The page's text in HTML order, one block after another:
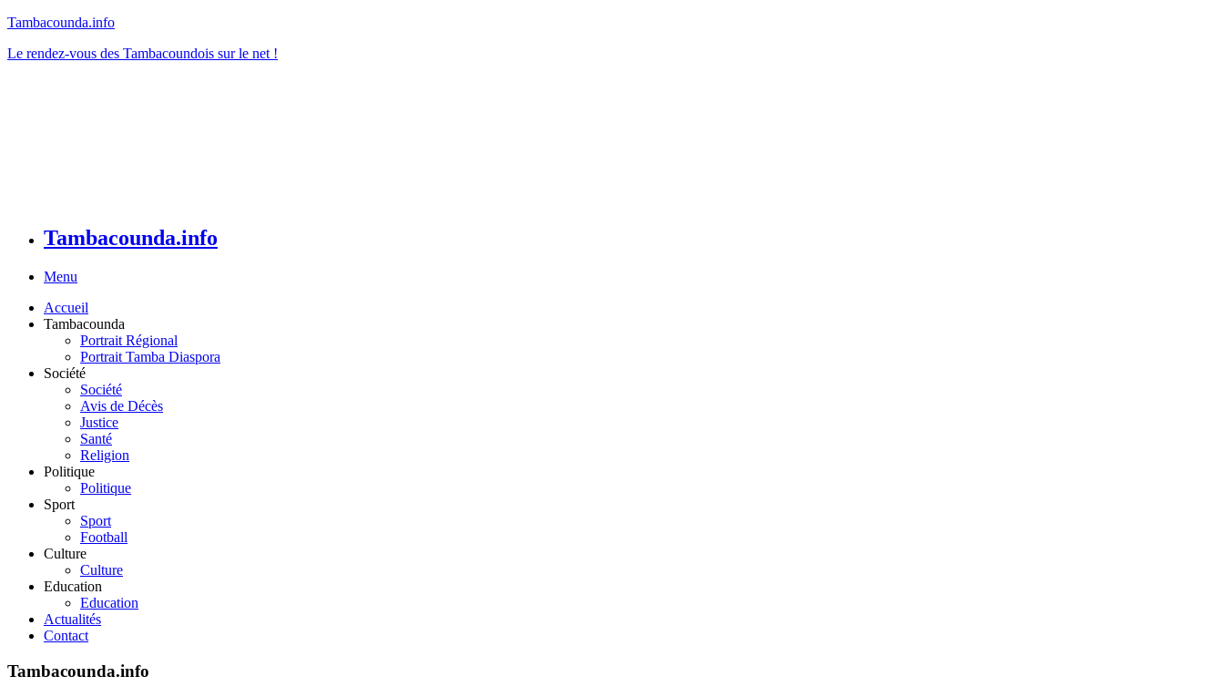
Tambacounda.info
Le rendez-vous des Tambacoundois sur le net !
Tambacounda.info
Menu
Accueil
Tambacounda
Portrait Régional
Portrait Tamba Diaspora
Société
Société
Avis de Décès
Justice
Santé
Religion
Politique
Politique
Sport
Sport
Football
Culture
Culture
Education
Education
Actualités
Contact
Tambacounda.info